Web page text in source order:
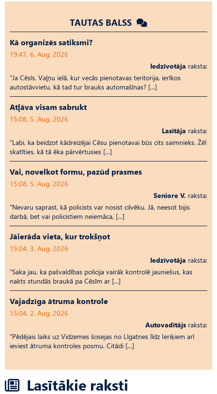
TAUTAS BALSS
Kā organizēs satiksmi?
19:47, 6. Aug, 2026
Iedzīvotāja raksta:
“Ja Cēsīs, Vaļņu ielā, kur vecās pienotavas teritorija, ierīkos
autostāvvietu, kā tad tur brauks automašīnas? […]
Atļāva visam sabrukt
15:08, 5. Aug, 2026
Lasītāja raksta:
“Labi, ka beidzot kādreizējai Cēsu pienotavai būs cits saimnieks. Žēl
skatīties, kā tā ēka pārvērtusies […]
Vai, novelkot formu, pazūd prasmes
15:08, 5. Aug, 2026
Seniore V. raksta:
“Nevaru saprast, kā policists var nosist cilvēku. Jā, neesot bijis
darbā, bet vai policistiem neiemāca, […]
Jāierāda vieta, kur trokšņot
15:04, 3. Aug, 2026
Iedzīvotāja raksta:
“Saka jau, ka pašvaldības policija vairāk kontrolē jauniešus, kas
nakts stundās braukā pa Cēsīm ar […]
Vajadzīga ātruma kontrole
15:04, 2. Aug, 2026
Autovadītājs raksta:
“Pēdējais laiks uz Vid­ze­mes šosejas no Līgatnes līdz Ieriķiem arī
ieviest ātruma kontroles posmu. Citādi […]
Lasītākie raksti